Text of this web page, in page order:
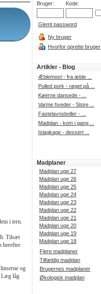
i tern.
Tilsæt
herefter
og
Læg låg
Bruger: Kode:
Glemt password
Ny bruger
Hvorfor oprette bruger
Artikler - Blog
Æblemost - fra æble ...
Pulled pork - røget på ...
Køerne dansede - ...
Varme hveder - Store ...
Fastelavnsboller - ...
Madplan - kom i gang ...
Islagkage - dessert ...
Madplaner
Madplan uge 27
Madplan uge 26
Madplan uge 25
Madplan uge 24
Madplan uge 23
Madplan uge 22
Madplan uge 21
Madplan uge 20
Madplan uge 19
Madplan uge 18
Flere madplaner
Tilfældig madplan
Brugernes madplaner
Økologisk madplan